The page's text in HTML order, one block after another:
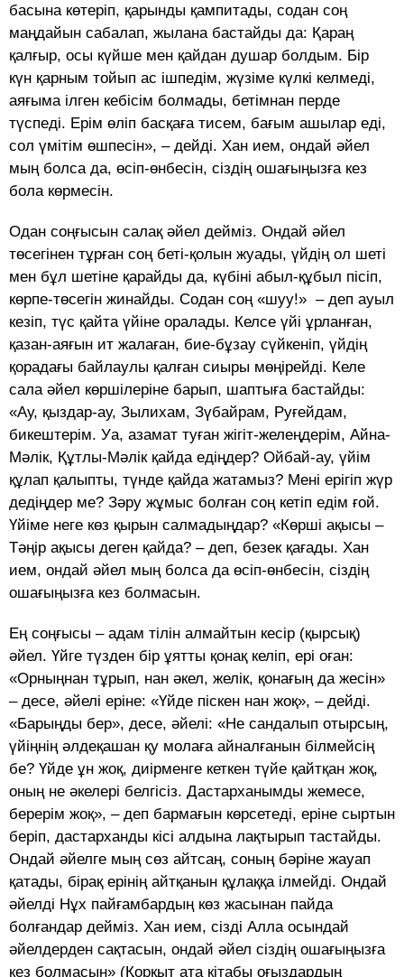
басына көтеріп, қарынды қампитады, содан соң
маңдайын сабалап, жылана бастайды да: Қараң
қалғыр, осы күйше мен қайдан душар болдым. Бір
күн қарным тойып ас ішпедім, жүзіме күлкі келмеді,
аяғыма ілген кебісім болмады, бетімнан перде
түспеді. Ерім өліп басқаға тисем, бағым ашылар еді,
сол үмітім өшпесін», – дейді. Хан ием, ондай әйел
мың болса да, өсіп-өнбесін, сіздің ошағыңызға кез
бола көрмесін.
Одан соңғысын салақ әйел дейміз. Ондай әйел
төсегінен тұрған соң беті-қолын жуады, үйдің ол шеті
мен бұл шетіне қарайды да, күбіні абыл-құбыл пісіп,
көрпе-төсегін жинайды. Содан соң «шуу!» – деп ауыл
кезіп, түс қайта үйіне оралады. Келсе үйі ұрланған,
қазан-аяғын ит жалаған, бие-бұзау сүйкеніп, үйдің
қорадағы байлаулы қалған сиыры мөңірейді. Келе
сала әйел көршілеріне барып, шаптыға бастайды:
«Ау, қыздар-ау, Зылихам, Зүбайрам, Руғейдам,
бикештерім. Уа, азамат туған жігіт-желеңдерім, Айна-
Мәлік, Құтлы-Мәлік қайда едіңдер? Ойбай-ау, үйім
құлап қалыпты, түнде қайда жатамыз? Мені ерігіп жүр
дедіңдер ме? Зәру жұмыс болған соң кетіп едім ғой.
Үйіме неге көз қырын салмадыңдар? «Көрші ақысы –
Тәңір ақысы деген қайда? – деп, безек қағады. Хан
ием, ондай әйел мың болса да өсіп-өнбесін, сіздің
ошағыңызға кез болмасын.
Ең соңғысы – адам тілін алмайтын кесір (қырсық)
әйел. Үйге түзден бір ұятты қонақ келіп, ері оған:
«Орныңнан тұрып, нан әкел, желік, қонағың да жесін»
– десе, әйелі еріне: «Үйде піскен нан жоқ», – дейді.
«Барыңды бер», десе, әйелі: «Не сандалып отырсың,
үйіңнің әлдеқашан қу молаға айналғанын білмейсің
бе? Үйде ұн жоқ, диірменге кеткен түйе қайтқан жоқ,
оның не әкелері белгісіз. Дастарханымды жемесе,
берерім жоқ», – деп бармағын көрсетеді, еріне сыртын
беріп, дастарханды кісі алдына лақтырып тастайды.
Ондай әйелге мың сөз айтсаң, соның бәріне жауап
қатады, бірақ ерінің айтқанын құлаққа ілмейді. Ондай
әйелді Нұх пайғамбардың көз жасынан пайда
болғандар дейміз. Хан ием, сізді Алла осындай
әйелдерден сақтасын, ондай әйел сіздің ошағыңызға
кез болмасын» (Қорқыт ата кітабы оғыздардың